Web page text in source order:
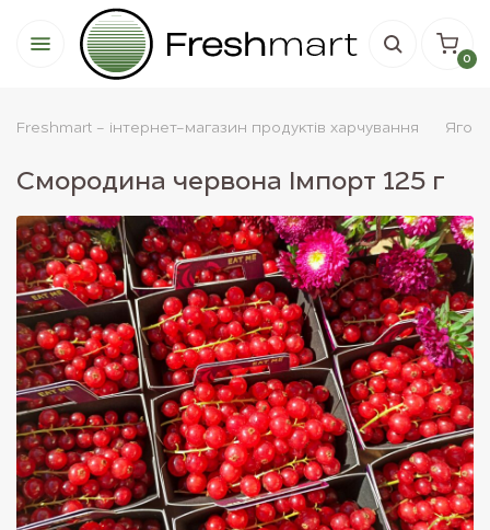
0
Freshmart - інтернет-магазин продуктів харчування
Смородина червона Імпорт 125 г